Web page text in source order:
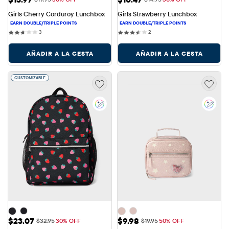
Girls Cherry Corduroy Lunchbox
33 reviews
AÑADIR A LA CESTA
Girls Strawberry Lunchbox
22 reviews
AÑADIR A LA CESTA
CUSTOMIZABLE
Precio de venta: $23.07
$23.07 Precio original: $32.95
$32.9530% OFF Precio de venta: $9.98
$9.98 Precio original: $19.95
$19.9550% OFF